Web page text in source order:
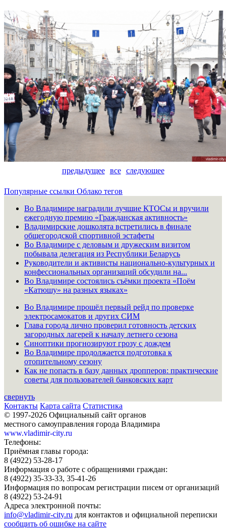
предыдущее все следующее
Популярные ссылки Облако тегов
Во Владимире наградили лучшие КТОСы и вручили
ежегодную премию «Гражданская активность»
Владимирские дошколята встретились в финале
общегородской спортивной эстафеты
Во Владимире с деловым и дружеским визитом
побывала делегация из Республики Беларусь
Руководители и активисты национально-культурных и
конфессиональных организаций обсудили на...
Во Владимире состоялись съёмки проекта «Поём
«Катюшу» на разных языках»
Во Владимире прошёл первый рейд по проверке
электросамокатов и других СИМ
Глава города лично проверил готовность детских
загородных лагерей к началу летнего сезона
Синоптики прогнозируют грозу с дождем
Во Владимире продолжается подготовка к
отопительному сезону
Как не попасть в базу данных дропперов: практические
советы для пользователей банковских карт
свернуть
Контакты Карта сайта Статистика
© 1997-2026 Официальный сайт органов
местного самоуправления города Владимира
www.vladimir-city.ru
Телефоны:
Приёмная главы города:
8 (4922) 53-28-17
Информация о работе с обращениями граждан:
8 (4922) 35-33-33, 35-41-26
Информация по вопросам регистрации писем от организаций
8 (4922) 53-24-91
Адреса электронной почты:
info@vladimir-city.ru для контактов и официальной переписки
сообщить об ошибке на сайте